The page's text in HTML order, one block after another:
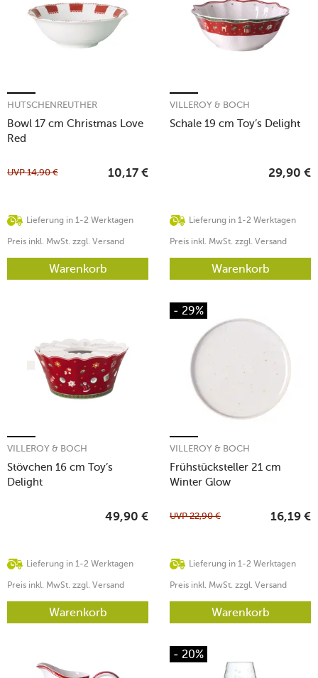
Bowl 17 cm Christmas Love
Red
HUTSCHENREUTHER
Lieferung in 1-2 Werktagen
UVP14,90 € 10,17 €
Preis inkl. MwSt. zzgl. Versand
Warenkorb
Schale 19 cm Toy’s Delight
VILLEROY & BOCH
Lieferung in 1-2 Werktagen
29,90 €
Preis inkl. MwSt. zzgl. Versand
Warenkorb
Stövchen 16 cm Toy’s
Delight
VILLEROY & BOCH
Lieferung in 1-2 Werktagen
49,90 €
Preis inkl. MwSt. zzgl. Versand
Warenkorb
- 29%
Frühstücksteller 21 cm
Winter Glow
VILLEROY & BOCH
Lieferung in 1-2 Werktagen
UVP22,90 € 16,19 €
Preis inkl. MwSt. zzgl. Versand
Warenkorb
- 20%